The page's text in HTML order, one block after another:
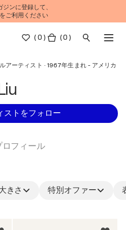
ジンに登録して、
ご利用ください
(0 ) ( 0 )
アーティスト · 1967年生まれ - アメリカ
ストをフォロー
ロフィール
きさ 特別オファー